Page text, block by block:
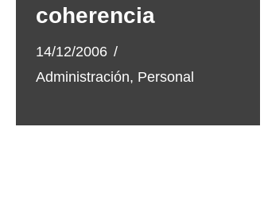
coherencia
14/12/2006
Administración, Personal